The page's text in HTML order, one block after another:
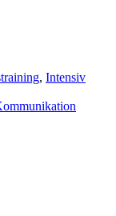
, Intensiv